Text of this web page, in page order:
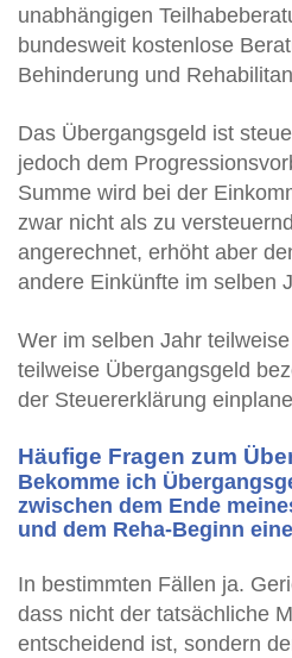
unabhängigen
bundesweit kostenlose
Behinderung und
Das Übergangsgeld ist
jedoch dem
Summe wird bei der
zwar nicht als zu
angerechnet, erhöht aber
andere Einkünfte im selben
Wer im selben Jahr
teilweise Übergangsgeld
der Steuererklärung
Häufige Fragen zum
Bekomme ich
zwischen dem Ende
und dem Reha-Beginn
In bestimmten Fällen ja.
dass nicht der tatsächliche
entscheidend ist, sondern